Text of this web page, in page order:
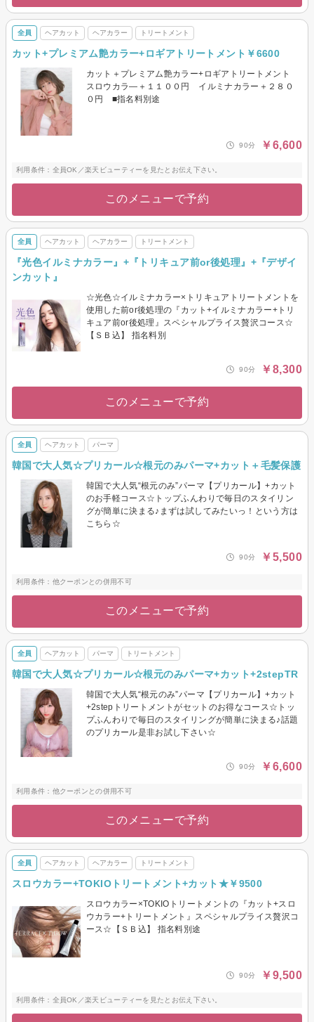
全員 ヘアカット ヘアカラー トリートメント
カット+プレミアム艶カラー+ロギアトリートメント￥6600
カット＋プレミアム艶カラー+ロギアトリートメント
スロウカラ―＋１１００円 イルミナカラー＋２８０
０円 ■指名料別途
90分 ￥6,600
利用条件：全員OK／楽天ビューティーを見たとお伝え下さい。
このメニューで予約
全員 ヘアカット ヘアカラー トリートメント
『光色イルミナカラー』+『トリキュア前or後処理』+『デザイ
ンカット』
☆光色☆イルミナカラー×トリキュアトリートメントを
使用した前or後処理の『カット+イルミナカラー+トリ
キュア前or後処理』スペシャルプライス贅沢コース☆
【ＳＢ込】 指名料別
90分 ￥8,300
このメニューで予約
全員 ヘアカット パーマ
韓国で大人気☆プリカール☆根元のみパーマ+カット＋毛髪保護
韓国で大人気“根元のみ”パーマ【プリカール】+カット
のお手軽コース☆トップふんわりで毎日のスタイリン
グが簡単に決まる♪まずは試してみたいっ！という方は
こちら☆
90分 ￥5,500
利用条件：他クーポンとの併用不可
このメニューで予約
全員 ヘアカット パーマ トリートメント
韓国で大人気☆プリカール☆根元のみパーマ+カット+2stepTR
韓国で大人気“根元のみ”パーマ【プリカール】+カット
+2stepトリートメントがセットのお得なコース☆トッ
プふんわりで毎日のスタイリングが簡単に決まる♪話題
のプリカール是非お試し下さい☆
90分 ￥6,600
利用条件：他クーポンとの併用不可
このメニューで予約
全員 ヘアカット ヘアカラー トリートメント
スロウカラー+TOKIOトリートメント+カット★￥9500
スロウカラー×TOKIOトリートメントの『カット+スロ
ウカラー+トリートメント』スペシャルプライス贅沢コ
ース☆【ＳＢ込】 指名料別途
90分 ￥9,500
利用条件：全員OK／楽天ビューティーを見たとお伝え下さい。